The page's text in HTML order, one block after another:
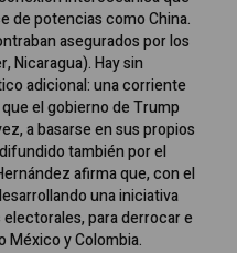
de potencias como China.
asegurados por los
Nicaragua). Hay sin
adicional: una corriente
el gobierno de Trump
a basarse en sus propios
también por el
afirma que, con el
una iniciativa
para derrocar e
México y Colombia.